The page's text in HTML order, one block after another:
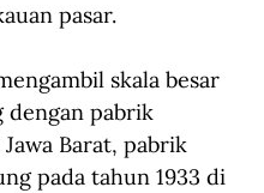
pasar.
skala besar
dengan pabrik
Barat, pabrik
pada tahun 1933 di